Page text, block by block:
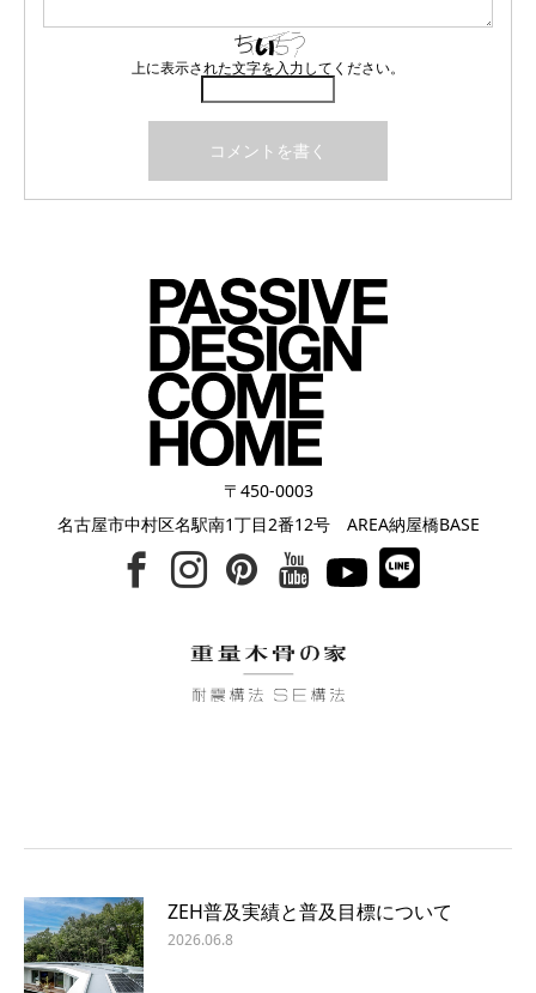
上に表示された文字を入力してください。
〒450-0003
名古屋市中村区名駅南1丁目2番12号 AREA納屋橋BASE
ZEH普及実績と普及目標について
2026.06.8